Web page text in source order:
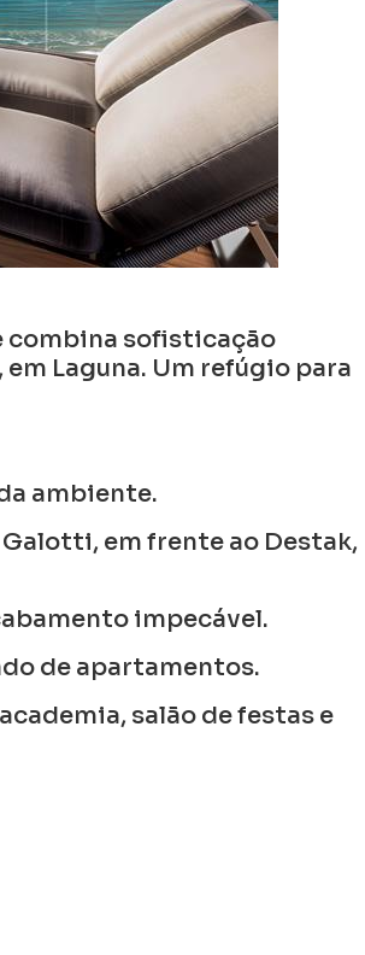
combina sofisticação
Laguna. Um refúgio para
ambiente.
em frente ao Destak,
impecável.
de apartamentos.
salão de festas e